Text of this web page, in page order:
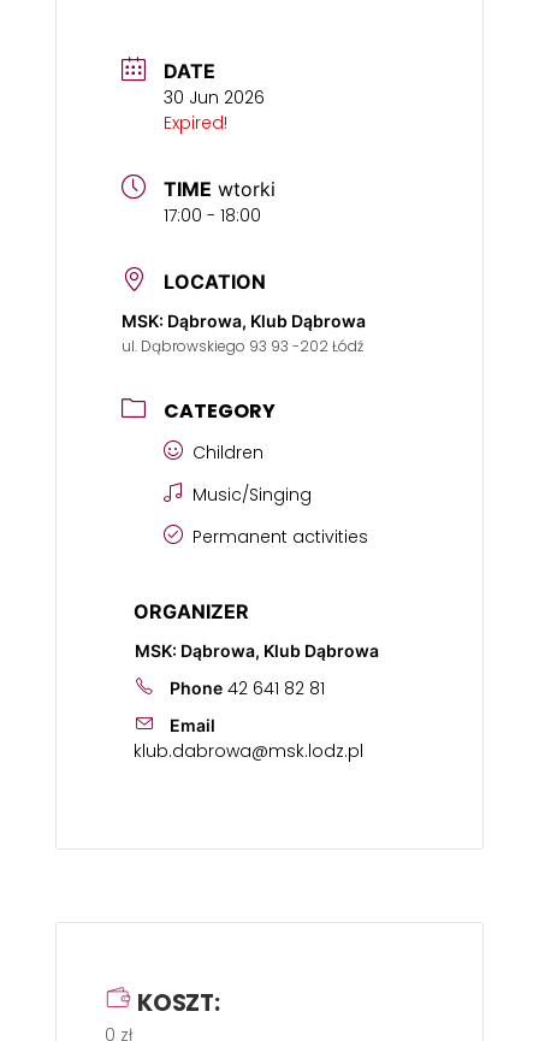
DATE
30 Jun 2026
Expired!
TIME wtorki
17:00 - 18:00
LOCATION
MSK: Dąbrowa, Klub Dąbrowa
ul. Dąbrowskiego 93 93 -202 Łódź
CATEGORY
Children
Music/Singing
Permanent activities
ORGANIZER
MSK: Dąbrowa, Klub Dąbrowa
Phone 42 641 82 81
Email
klub.dabrowa@msk.lodz.pl
KOSZT:
0 zł